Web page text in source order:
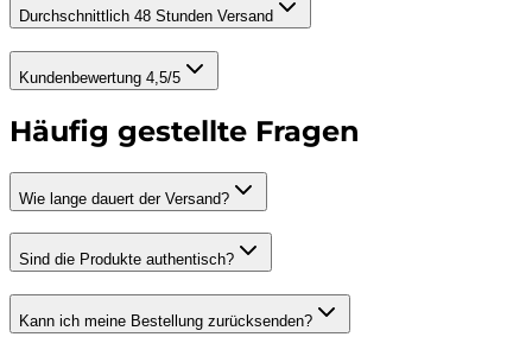
Durchschnittlich 48 Stunden Versand
Kundenbewertung 4,5/5
Häufig gestellte Fragen
Wie lange dauert der Versand?
Sind die Produkte authentisch?
Kann ich meine Bestellung zurücksenden?